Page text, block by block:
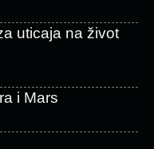
uticaja na život
i Mars